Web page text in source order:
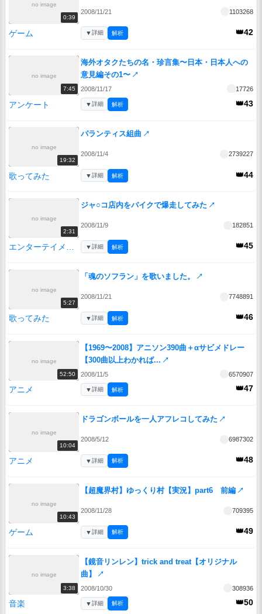
no image
0:39
2008/11/21 1103268
ゲーム 👑42
▼詳細 解析
no image
7:45
海外オタクたちの名・珍言集〜日本・日本人への
意見編その1〜 ↗
2008/11/17 17726
アンケート 👑43
▼詳細 解析
no image
19:32
パランティス組曲 ↗
2008/11/4 2739227
歌ってみた 👑44
▼詳細 解析
no image
2:31
ジャ○コ店内をバイクで爆走してみた ↗
2008/11/9 182851
エンターテイメント 👑45
▼詳細 解析
no image
5:27
「魂のソフラン」を歌いました。 ↗
2008/11/21 7748891
歌ってみた 👑46
▼詳細 解析
no image
52:50
【1969〜2008】アニソン390曲＋αサビメドレー
【300曲以上わかれば... ↗
2008/11/5 6570907
アニメ 👑47
▼詳細 解析
no image
10:04
ドラゴンボールを一人アフレコしてみた ↗
2008/5/12 6987302
アニメ 👑48
▼詳細 解析
no image
10:43
【超魔界村】ゆっくり村【実況】part6 前編 ↗
2008/11/28 709395
ゲーム 👑49
▼詳細 解析
no image
3:38
【鏡音リンレン】trick and treat【オリジナル
曲】
↗
2008/10/30 308936
音楽 👑50
▼詳細 解析